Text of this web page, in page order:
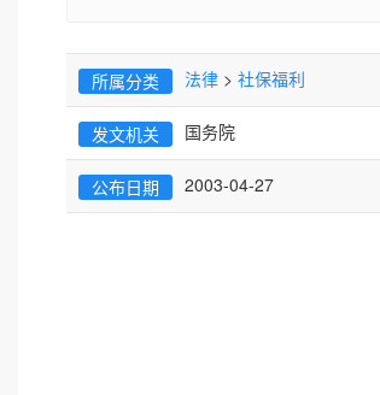
所属分类 法律 > 社保福利
发文机关 国务院
公布日期 2003-04-27